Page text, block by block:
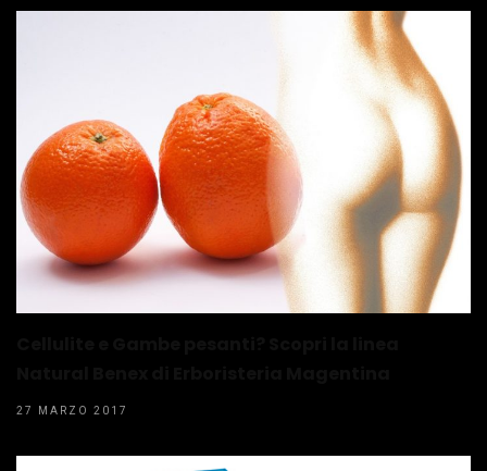
27 MARZO 2017